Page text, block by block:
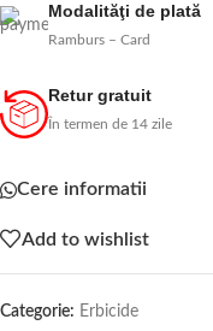
Modalităţi de plată
Ramburs – Card
Retur gratuit
În termen de 14 zile
Cere informatii
Add to wishlist
Categorie: Erbicide